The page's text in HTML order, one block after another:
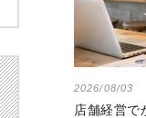
2026/08/03
店舗経営で